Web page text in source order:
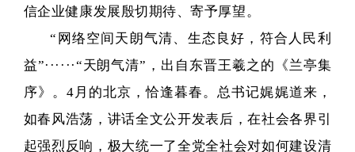
信企业健康发展殷切期待、寄予厚望。
“网络空间天朗气清、生态良好，符合人民利
益”······“天朗气清”，出自东晋王羲之的《兰亭集
序》。4月的北京，恰逢暮春。总书记娓娓道来，
如春风浩荡，讲话全文公开发表后，在社会各界引
起强烈反响，极大统一了全党全社会对如何建设清